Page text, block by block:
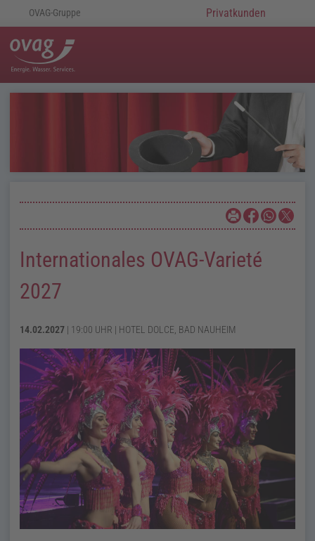
OVAG-Gruppe Privatkunden
Internationales OVAG-Varieté
2027
14.02.2027 | 19:00 UHR | HOTEL DOLCE, BAD NAUHEIM